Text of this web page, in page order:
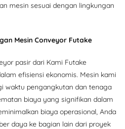
mesin sesuai dengan lingkungan
Mesin Conveyor Futake
pasir dari Kami Futake
efisiensi ekonomis. Mesin kami
waktu pengangkutan dan tenaga
biaya yang signifikan dalam
biaya operasional, Anda
daya ke bagian lain dari proyek